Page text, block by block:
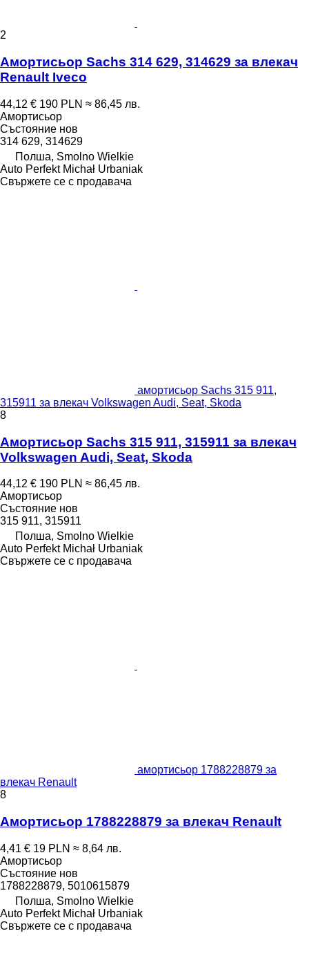
2
Амортисьор Sachs 314 629, 314629 за влекач
Renault Iveco
44,12 € 190 PLN ≈ 86,45 лв.
Амортисьор
Състояние нов
314 629, 314629
Полша, Smolno Wielkie
Auto Perfekt Michał Urbaniak
Свържете се с продавача
амортисьор Sachs 315 911,
315911 за влекач Volkswagen Audi, Seat, Skoda
8
Амортисьор Sachs 315 911, 315911 за влекач
Volkswagen Audi, Seat, Skoda
44,12 € 190 PLN ≈ 86,45 лв.
Амортисьор
Състояние нов
315 911, 315911
Полша, Smolno Wielkie
Auto Perfekt Michał Urbaniak
Свържете се с продавача
амортисьор 1788228879 за
влекач Renault
8
Амортисьор 1788228879 за влекач Renault
4,41 € 19 PLN ≈ 8,64 лв.
Амортисьор
Състояние нов
1788228879, 5010615879
Полша, Smolno Wielkie
Auto Perfekt Michał Urbaniak
Свържете се с продавача